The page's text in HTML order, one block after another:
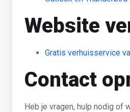
Website
Gratis verhuisservice
Contact
Heb je vragen, hulp nodig of